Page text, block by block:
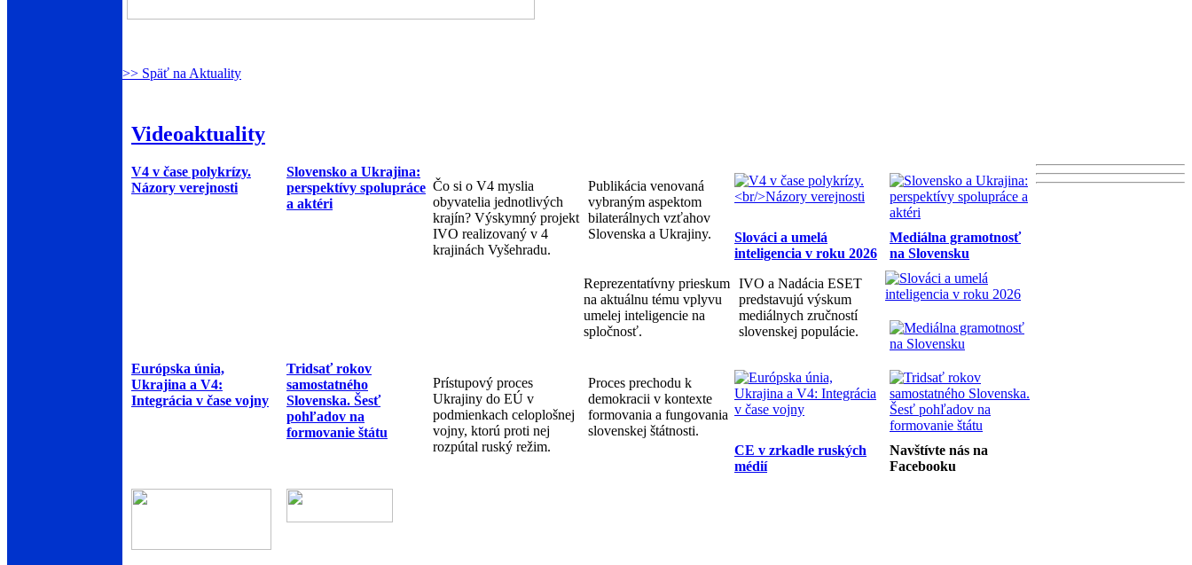
>> Späť na Aktuality
Videoaktuality
V4 v čase polykrízy.
Názory verejnosti
Slovensko a Ukrajina:
perspektívy spolupráce
a aktéri
Čo si o V4 myslia
obyvatelia jednotlivých
krajín? Výskymný projekt
IVO realizovaný v 4
krajinách Vyšehradu.
Publikácia venovaná
vybraným aspektom
bilaterálnych vzťahov
Slovenska a Ukrajiny.
Slováci a umelá
inteligencia v roku 2026
Mediálna gramotnosť
na Slovensku
Reprezentatívny prieskum
na aktuálnu tému vplyvu
umelej inteligencie na
spločnosť.
IVO a Nadácia ESET
predstavujú výskum
mediálnych zručností
slovenskej populácie.
Európska únia,
Ukrajina a V4:
Integrácia v čase vojny
Tridsať rokov
samostatného
Slovenska. Šesť
pohľadov na
formovanie štátu
Prístupový proces
Ukrajiny do EÚ v
podmienkach celoplošnej
vojny, ktorú proti nej
rozpútal ruský režim.
Proces prechodu k
demokracii v kontexte
formovania a fungovania
slovenskej štátnosti.
CE v zrkadle ruských
médií
Navštívte nás na
Facebooku